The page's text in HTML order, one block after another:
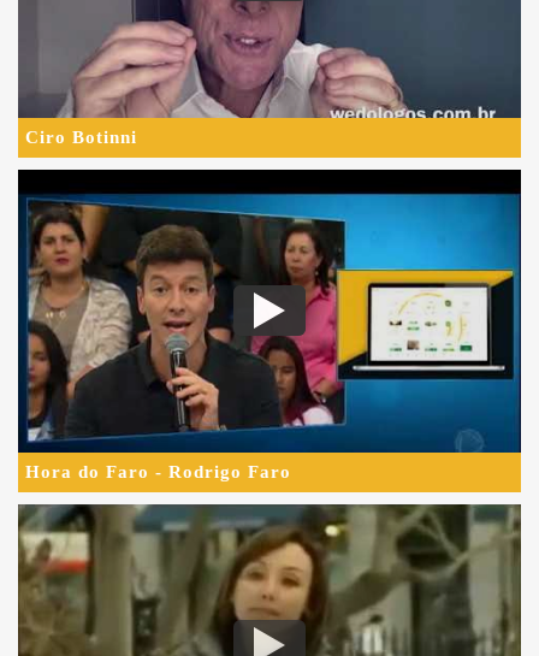
Ciro Botinni
Hora do Faro - Rodrigo Faro